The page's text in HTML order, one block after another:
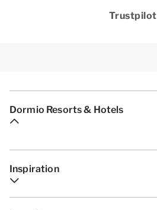
Trustpilot
Dormio Resorts & Hotels
Inspiration